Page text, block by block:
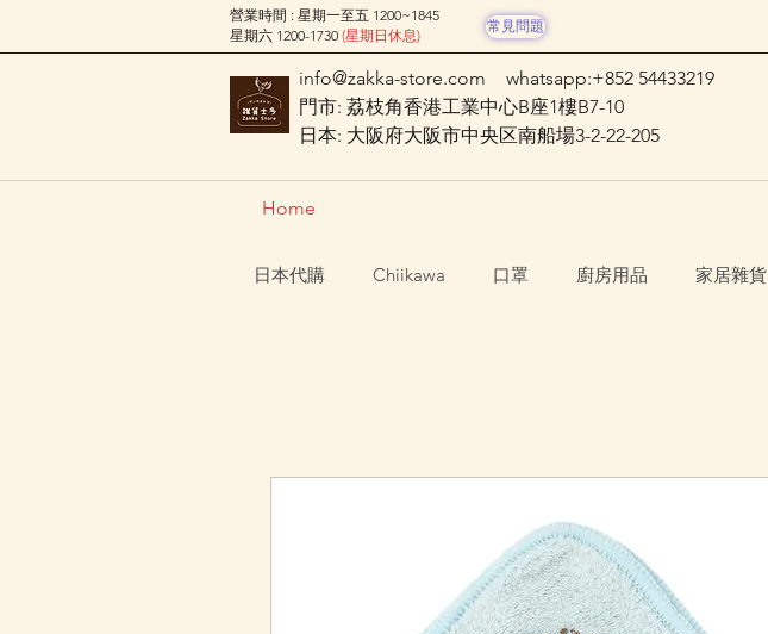
營業時間 : 星期一至五 1200~1845
星期六 1200-1730 (星期日休息)
常見問題
info@zakka-store.com
whatsapp:+852 54433219
門市: 荔枝角香港工業中心B座1樓B7-10
日本: 大阪府大阪市中央区南船場3-2-22-205
Home
日本代購 Chiikawa 口罩 廚房用品 家居雜貨